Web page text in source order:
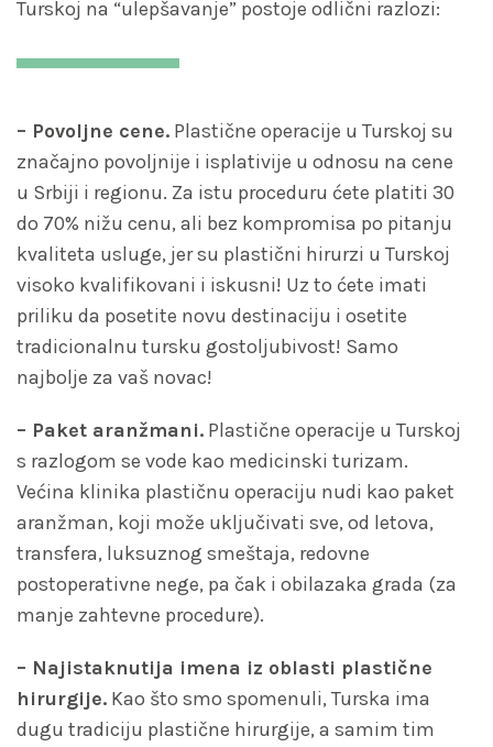
Turskoj na “ulepšavanje” postoje odlični razlozi:
– Povoljne cene. Plastične operacije u Turskoj su
značajno povoljnije i isplativije u odnosu na cene
u Srbiji i regionu. Za istu proceduru ćete platiti 30
do 70% nižu cenu, ali bez kompromisa po pitanju
kvaliteta usluge, jer su plastični hirurzi u Turskoj
visoko kvalifikovani i iskusni! Uz to ćete imati
priliku da posetite novu destinaciju i osetite
tradicionalnu tursku gostoljubivost! Samo
najbolje za vaš novac!
– Paket aranžmani. Plastične operacije u Turskoj
s razlogom se vode kao medicinski turizam.
Većina klinika plastičnu operaciju nudi kao paket
aranžman, koji može uključivati sve, od letova,
transfera, luksuznog smeštaja, redovne
postoperativne nege, pa čak i obilazaka grada (za
manje zahtevne procedure).
– Najistaknutija imena iz oblasti plastične
hirurgije. Kao što smo spomenuli, Turska ima
dugu tradiciju plastične hirurgije, a samim tim